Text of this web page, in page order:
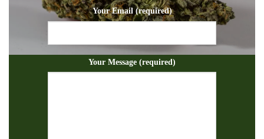
Your Email (required)
Your Message (required)